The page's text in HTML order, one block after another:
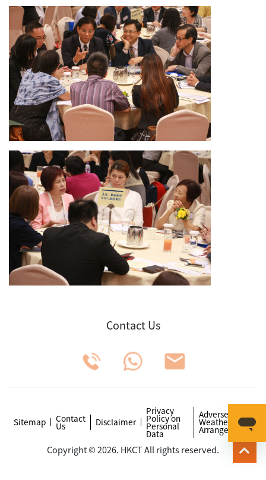
Contact Us
Sitemap Contact
Us Disclaimer
Privacy
Policy on
Personal
Data
Adverse
Weather
Arrangements
Copyright © 2026. HKCT All rights reserved.